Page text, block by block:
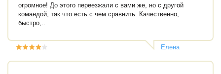
огромное! До этого переезжали с вами же, но с другой
командой, так что есть с чем сравнить. Качественно,
быстро,..
Елена